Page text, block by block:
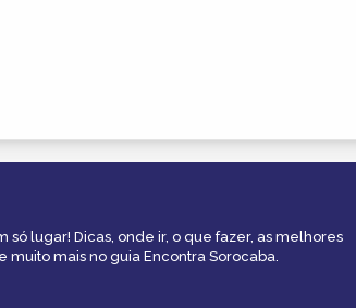
só lugar! Dicas, onde ir, o que fazer, as melhores
muito mais no guia Encontra Sorocaba.